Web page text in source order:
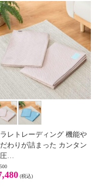
レトレーディング 機能や
わりが詰まった カンタン
…
(税込)